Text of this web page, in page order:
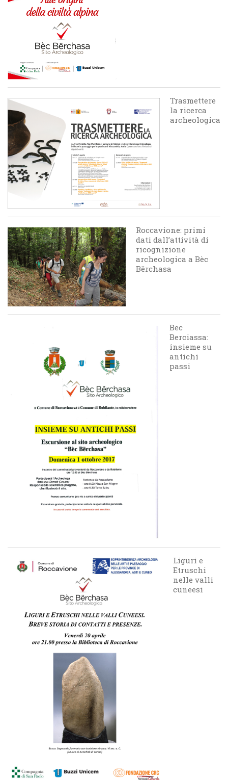
Trasmettere
la ricerca
archeologica
Roccavione: primi
dati dall’attività di
ricognizione
archeologica a Bèc
Bërchasa
Bec
Berciassa:
insieme su
antichi
passi
Liguri e
Etruschi
nelle valli
cuneesi